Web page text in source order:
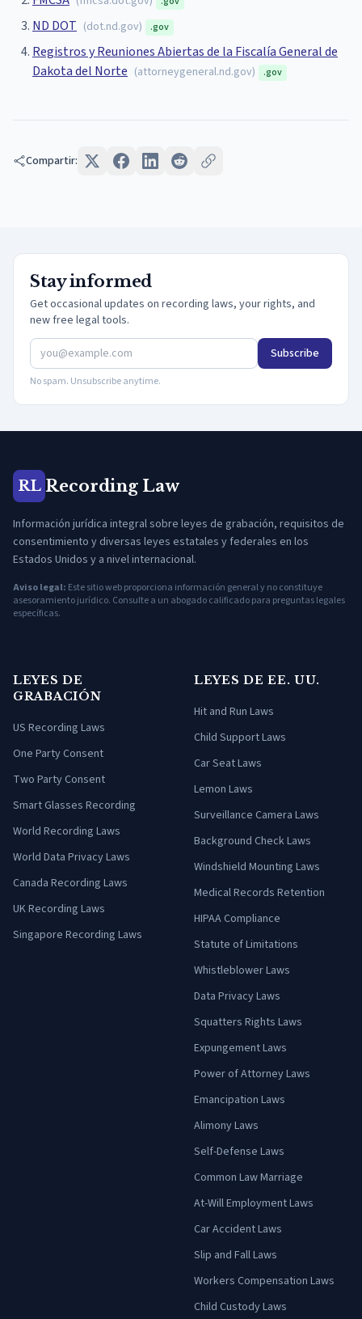
ND DOT (dot.nd.gov) .gov
Registros y Reuniones Abiertas de la Fiscalía General de
Dakota del Norte (attorneygeneral.nd.gov) .gov
Compartir:
Stay informed
Get occasional updates on recording laws, your rights, and
new free legal tools.
Subscribe
No spam. Unsubscribe anytime.
RL Recording Law
Información jurídica integral sobre leyes de grabación, requisitos de
consentimiento y diversas leyes estatales y federales en los
Estados Unidos y a nivel internacional.
Aviso legal: Este sitio web proporciona información general y no constituye
asesoramiento jurídico. Consulte a un abogado calificado para preguntas legales
específicas.
LEYES DE
GRABACIÓN
US Recording Laws
One Party Consent
Two Party Consent
Smart Glasses Recording
World Recording Laws
World Data Privacy Laws
Canada Recording Laws
UK Recording Laws
Singapore Recording Laws
LEYES DE EE. UU.
Hit and Run Laws
Child Support Laws
Car Seat Laws
Lemon Laws
Surveillance Camera Laws
Background Check Laws
Windshield Mounting Laws
Medical Records Retention
HIPAA Compliance
Statute of Limitations
Whistleblower Laws
Data Privacy Laws
Squatters Rights Laws
Expungement Laws
Power of Attorney Laws
Emancipation Laws
Alimony Laws
Self-Defense Laws
Common Law Marriage
At-Will Employment Laws
Car Accident Laws
Slip and Fall Laws
Workers Compensation Laws
Child Custody Laws